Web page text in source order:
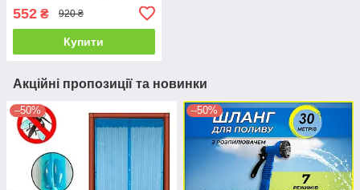
552 ₴ 920 ₴
Купити
Акційні пропозиції та новинки
–50% –50%